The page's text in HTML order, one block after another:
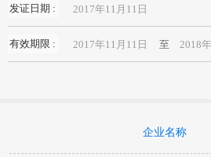
发证日期 :
有效期限 : 至
企业名称